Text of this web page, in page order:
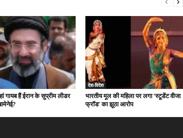
गायब हैं ईरान के सुप्रीम लीडर
देश-विदेश
भारतीय मूल की महिला पर लगा ‘स्टूडेंट वीजा
फ्रॉड’ का झूठा आरोप